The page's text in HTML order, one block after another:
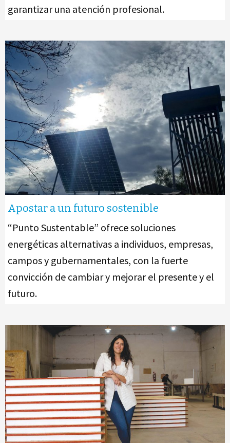
garantizar una atención profesional.
Apostar a un futuro sostenible
“Punto Sustentable” ofrece soluciones
energéticas alternativas a individuos, empresas,
campos y gubernamentales, con la fuerte
convicción de cambiar y mejorar el presente y el
futuro.